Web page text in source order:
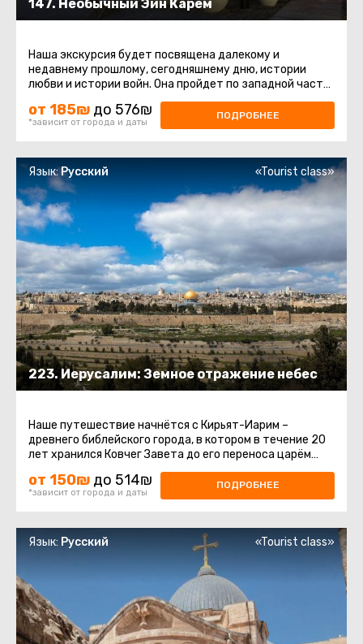
147. Необычный Эйн Карем
Наша экскурсия будет посвящена далекому и
недавнему прошлому, сегодняшнему дню, истории
любви и истории войн. Она пройдет по западной части
Иерусалима – Эйн Керем ...
от 185₪ до 576₪
*зависит от города и даты
ПОДРОБНЕЕ
223. Иерусалим: Земное отражение небес
Язык:Русский «Tourist class»
Наше путешествие начнётся с Кирьят-Иарим –
древнего библейского города, в котором в течение 20
лет хранился Ковчег Завета до его переноса царём
от 150₪ до 514₪
*зависит от города и даты
ПОДРОБНЕЕ
Язык: Русский «Tourist class»